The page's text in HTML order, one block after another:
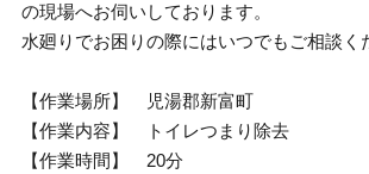
の現場へお伺いしております。
水廻りでお困りの際にはいつでもご相談く
【作業場所】 児湯郡新富町
【作業内容】 トイレつまり除去
【作業時間】 20分